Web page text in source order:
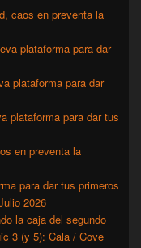
caos en preventa la
plataforma para dar
plataforma para dar
plataforma para dar tus
en preventa la
para dar tus primeros
2026
la caja del segundo
3 (y 5): Cala / Cove